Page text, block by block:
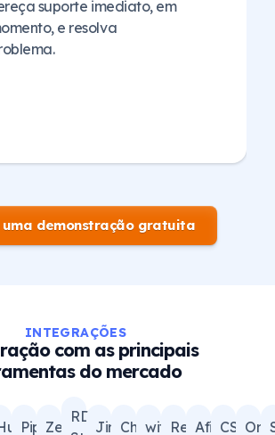
e engajadora em todos os
WhatsApp, Site,
e vários outros.
uma demonstração gratuita
INTEGRAÇÕES
com as principais
do mercado
Pipedrive
Zendesk
RD
JiraChatGPT
wit.aiReclameAQUI
AfinitiCSLOG